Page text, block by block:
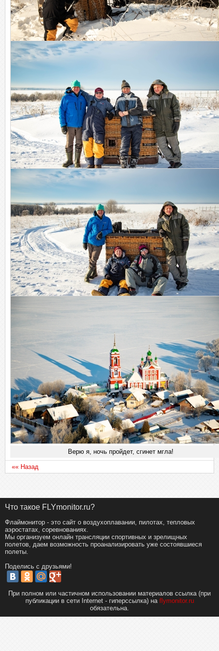
Встречали официальные лица!)
Верю я, ночь пройдет, сгинет мгла!
«« Назад
Что такое FLYmonitor.ru?
Флаймонитор - это сайт о воздухоплавании, пилотах, тепловых
аэростатах, соревнованиях.
Мы организуем онлайн трансляции спортивных и зрелищных
полетов, даем возможность проанализировать уже состоявшиеся
полеты.
Поделись с друзьями!
При полном или частичном использовании материалов ссылка (при
публикации в сети Internet - гиперссылка) на flymonitor.ru
обязательна.